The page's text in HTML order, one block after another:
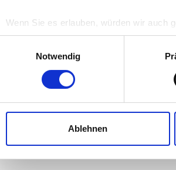
Wenn Sie es erlauben, würden wir auch
Informationen über Ihre
Ihr Gerät durch aktives Scannen
Erfahren Sie mehr darüber, wie Ihre
Einzelheitenfest.
Wir verwenden Cookies, um Inhalte und
und die Zugriffe auf unsere Website zu
Notwendig
Ablehnen